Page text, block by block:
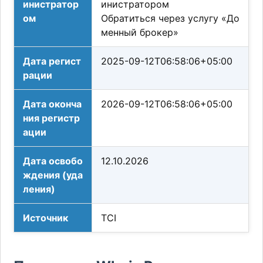
инистратор
ом
инистратором
Обратиться через услугу «До
менный брокер»
Дата регист
рации
2025-09-12T06:58:06+05:00
Дата оконча
ния регистр
ации
2026-09-12T06:58:06+05:00
Дата освобо
ждения (уда
ления)
12.10.2026
Источник TCI